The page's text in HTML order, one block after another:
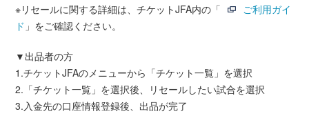
※リセールに関する詳細は、チケットJFA内の「
ご利用ガイ
ド 」をご確認ください。
▼出品者の方
1.チケットJFAのメニューから「チケット一覧」を選択
2.「チケット一覧」を選択後、リセールしたい試合を選択
3.入金先の口座情報登録後、出品が完了